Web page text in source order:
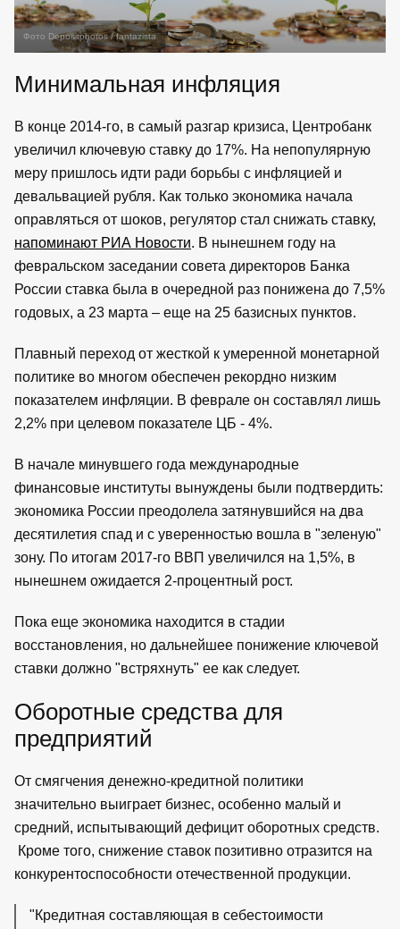
Фото Depositphotos / fantazista
Минимальная инфляция
В конце 2014-го, в самый разгар кризиса, Центробанк
увеличил ключевую ставку до 17%. На непопулярную
меру пришлось идти ради борьбы с инфляцией и
девальвацией рубля. Как только экономика начала
оправляться от шоков, регулятор стал снижать ставку,
напоминают РИА Новости. В нынешнем году на
февральском заседании совета директоров Банка
России ставка была в очередной раз понижена до 7,5%
годовых, а 23 марта – еще на 25 базисных пунктов.
Плавный переход от жесткой к умеренной монетарной
политике во многом обеспечен рекордно низким
показателем инфляции. В феврале он составлял лишь
2,2% при целевом показателе ЦБ - 4%.
В начале минувшего года международные
финансовые институты вынуждены были подтвердить:
экономика России преодолела затянувшийся на два
десятилетия спад и с уверенностью вошла в "зеленую"
зону. По итогам 2017-го ВВП увеличился на 1,5%, в
нынешнем ожидается 2-процентный рост.
Пока еще экономика находится в стадии
восстановления, но дальнейшее понижение ключевой
ставки должно "встряхнуть" ее как следует.
Оборотные средства для
предприятий
От смягчения денежно-кредитной политики
значительно выиграет бизнес, особенно малый и
средний, испытывающий дефицит оборотных средств.
Кроме того, снижение ставок позитивно отразится на
конкурентоспособности отечественной продукции.
"Кредитная составляющая в себестоимости